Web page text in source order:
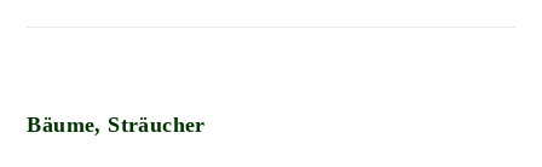
Bäume, Sträucher